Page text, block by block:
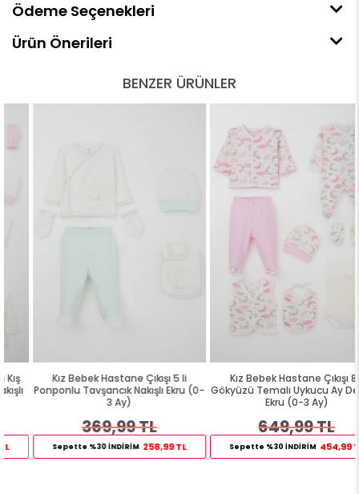
Ödeme Seçenekleri
Ürün Önerileri
BENZER ÜRÜNLER
Kız Bebek Hastane Çıkışı 5 li
Ponponlu Tavşancık Nakışlı Ekru (0-
369,99 TL
Sepette %30 İNDİRİM 258,99 TL
Kız Bebek Hastane Çıkışı 8 li
Gökyüzü Temalı Uykucu Ay Desenli
Ekru (0-3 Ay)
649,99 TL
Sepette %30 İNDİRİM 454,99 TL